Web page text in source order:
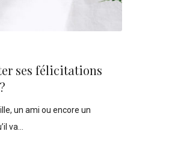
ses félicitations
un ami ou encore un
va…